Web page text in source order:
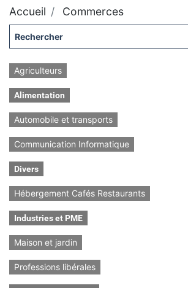
Accueil Commerces
Agriculteurs
Alimentation
Automobile et transports
Communication Informatique
Divers
Hébergement Cafés Restaurants
Industries et PME
Maison et jardin
Professions libérales